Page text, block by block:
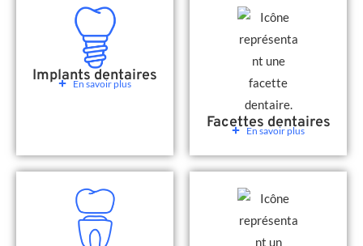
Implants dentaires
En savoir plus
Facettes dentaires
En savoir plus